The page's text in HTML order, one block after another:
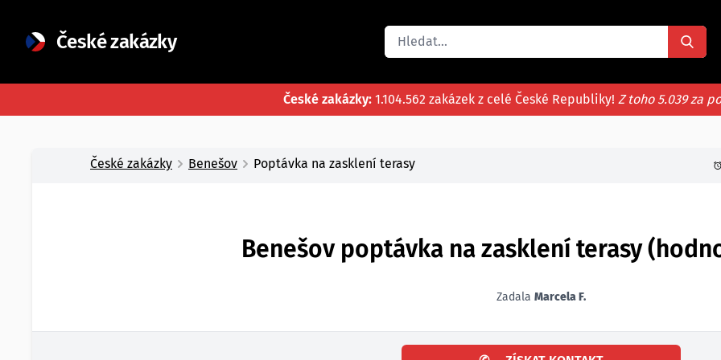
České zakázky
České zakázky: 1.104.562 zakázek z celé České Republiky! Z toho 5.039 za
České zakázky Benešov Poptávka na zasklení terasy
Benešov poptávka na zasklení terasy
Zadala Marcela F.